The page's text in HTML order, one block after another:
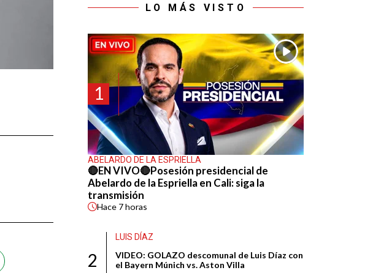
LO MÁS VISTO
1
ABELARDO DE LA ESPRIELLA
🔴EN VIVO🔴Posesión presidencial de
Abelardo de la Espriella en Cali: siga la
transmisión
Hace 7 horas
2
LUIS DÍAZ
VIDEO: GOLAZO descomunal de Luis Díaz con
el Bayern Múnich vs. Aston Villa